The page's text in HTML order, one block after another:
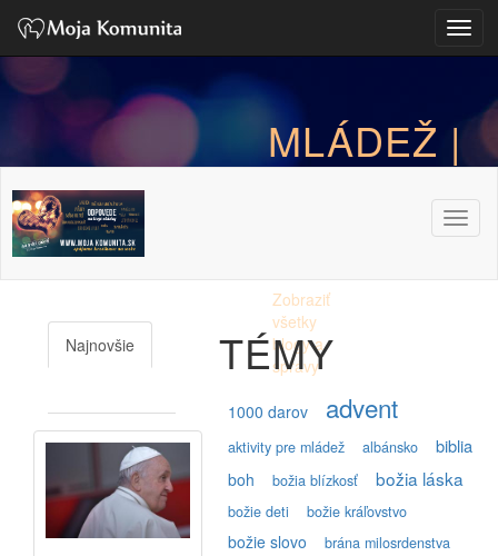
MLÁDEŽ |
BLOG
Zobraziť
všetky
blogy a
správy
Najnovšie TÉMY
1000 darov advent
aktivity pre mládež albánsko biblia
boh božia blízkosť božia láska
božie deti božie kráľovstvo
božie slovo brána milosrdenstva